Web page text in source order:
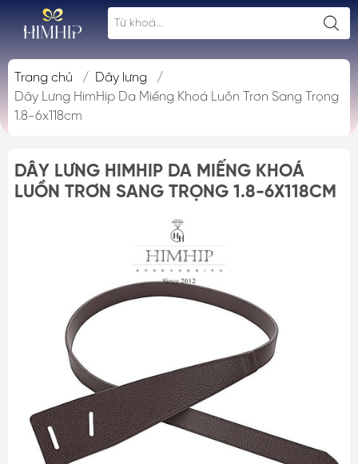
Trang chủ / Dây lưng
/
Dây Lưng HimHip Da Miếng Khoá Luồn Trơn Sang Trọng
1.8-6x118cm
DÂY LƯNG HIMHIP DA MIẾNG KHOÁ
LUỒN TRƠN SANG TRỌNG 1.8-6X118CM